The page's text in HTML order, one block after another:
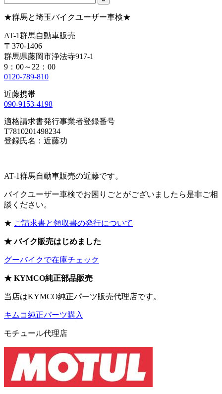
★群馬と埼玉バイクユーザー車検★
AT-1群馬自動車販売
〒370-1406
群馬県藤岡市浄法寺917-1
9：00～22：00
0120-789-810
近藤携帯
090-9153-4198
適格請求書発行事業者登録番号
T7810201498234
登録氏名：近藤功
AT-1群馬自動車販売の近藤です。
バイクユーザー車検でお困りごとがございましたら是非ご相
談ください。
★ ご請求書と領収書の発行について
★ バイク販売はじめました
グーバイクで在庫チェック
★ KYMCO純正部品販売
当店はKYMCO純正パーツ販売代理店です。
キムコ純正パーツ購入
モチュール代理店